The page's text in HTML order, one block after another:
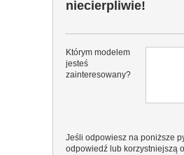
niecierpliwie!
Którym modelem
jesteś
zainteresowany?
Jeśli odpowiesz na poniższe
odpowiedź lub korzystniejszą